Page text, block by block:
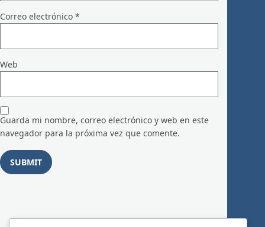
Correo electrónico *
Web
Guarda mi nombre, correo electrónico y web en este
navegador para la próxima vez que comente.